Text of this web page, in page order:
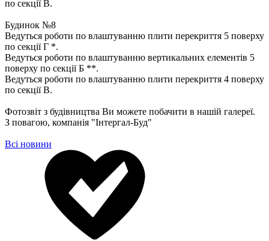
по секції В.
Будинок №8
Ведуться роботи по влаштуванню плити перекриття 5 поверху
по секції Г *.
Ведуться роботи по влаштуванню вертикальних елементів 5
поверху по секції Б **.
Ведуться роботи по влаштуванню плити перекриття 4 поверху
по секції В.
Фотозвіт з будівництва Ви можете побачити в нашій галереї.
З повагою, компанія "Інтергал-Буд"
Всі новини